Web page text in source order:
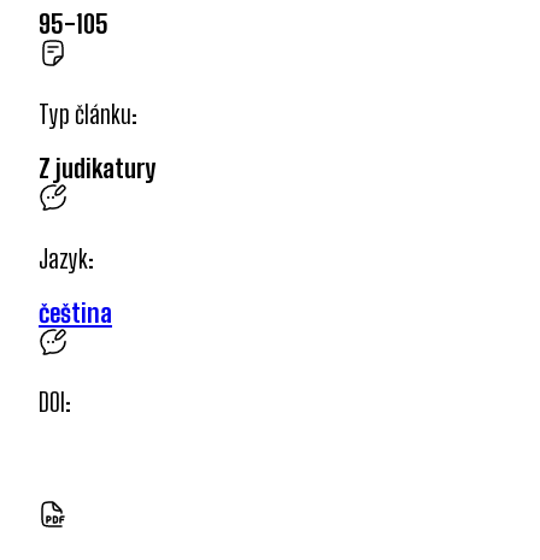
95-105
Typ článku:
Z judikatury
Jazyk:
čeština
DOI: